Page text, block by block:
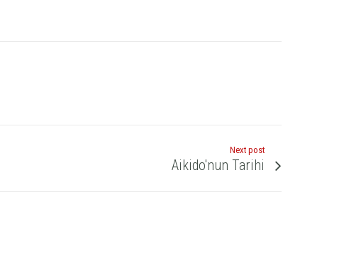
Next post
Aikido'nun Tarihi